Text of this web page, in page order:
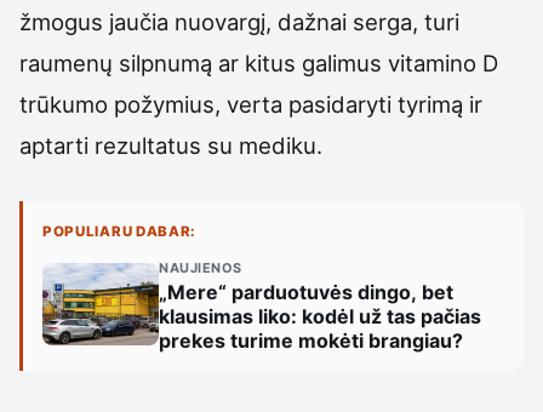
žmogus jaučia nuovargį, dažnai serga, turi
raumenų silpnumą ar kitus galimus vitamino D
trūkumo požymius, verta pasidaryti tyrimą ir
aptarti rezultatus su mediku.
POPULIARU DABAR:
NAUJIENOS
„Mere“ parduotuvės dingo, bet
klausimas liko: kodėl už tas pačias
prekes turime mokėti brangiau?